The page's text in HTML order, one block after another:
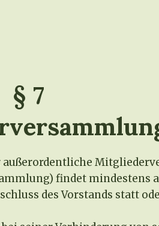
§ 7
findet mindestens
des Vorstands statt